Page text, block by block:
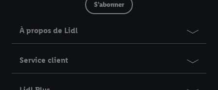
S'abonner
À propos de Lidl
Service client